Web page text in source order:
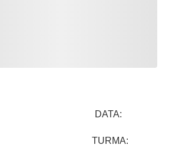
DATA:
TURMA: